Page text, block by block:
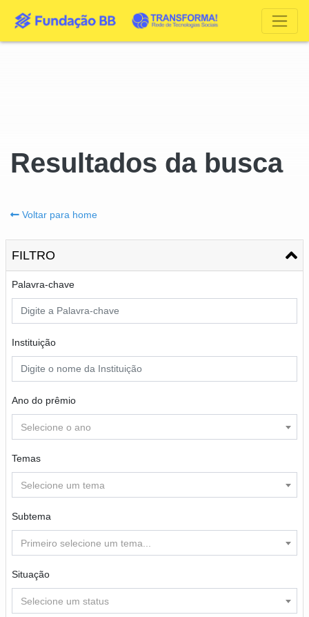
Resultados da busca
Voltar para home
FILTRO
Palavra-chave
Instituição
Ano do prêmio
Selecione o ano
Temas
Selecione um tema
Subtema
Primeiro selecione um tema...
Situação
Selecione um status